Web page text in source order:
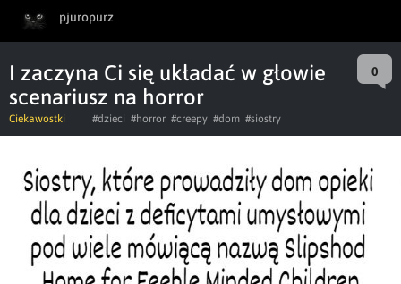
pjuropurz
I zaczyna Ci się układać w głowie
scenariusz na horror
0
Ciekawostki #dzieci #horror #creepy #dom #siostry